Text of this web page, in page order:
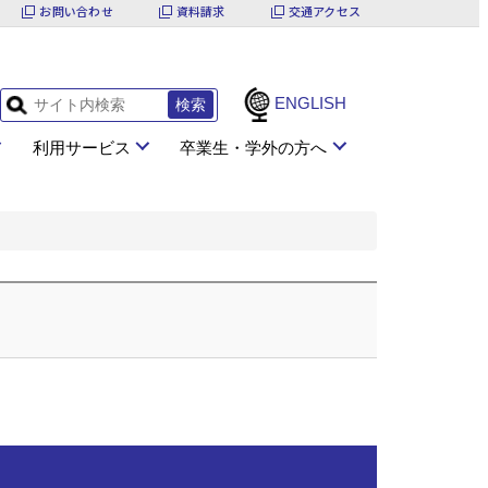
お問い合わせ 資料請求 交通アクセス
ENGLISH
利用サービス 卒業生・学外の方へ